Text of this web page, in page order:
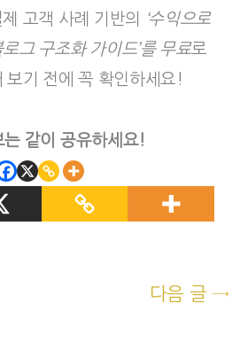
제 고객 사례 기반의
‘수익으로
그 구조화 가이드’를 무료로
보기 전에 꼭 확인하세요!
는 같이 공유하세요!
다음 글→